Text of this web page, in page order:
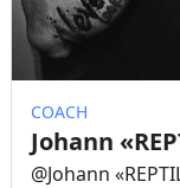
COACH
Johann
@Johann